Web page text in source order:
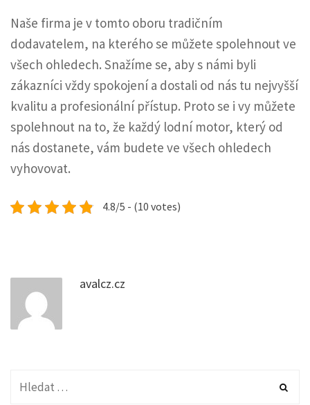
Naše firma je v tomto oboru tradičním
dodavatelem, na kterého se můžete spolehnout ve
všech ohledech. Snažíme se, aby s námi byli
zákazníci vždy spokojení a dostali od nás tu nejvyšší
kvalitu a profesionální přístup. Proto se i vy můžete
spolehnout na to, že každý lodní motor, který od
nás dostanete, vám budete ve všech ohledech
vyhovovat.
4.8/5 - (10 votes)
avalcz.cz